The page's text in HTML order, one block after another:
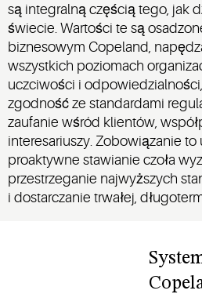
są integralną częścią tego, jak
świecie. Wartości te są
biznesowym Copeland,
wszystkich poziomach
uczciwości i
zgodność ze standardami
zaufanie wśród klientów,
interesariuszy. Zobowiązanie
proaktywne stawianie czoła
przestrzeganie najwyższych
i dostarczanie trwałej,